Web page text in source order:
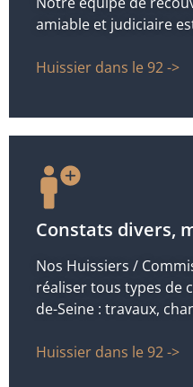
amiable et judiciaire
Huissier dans le 92 ->
Constats divers,
Nos Huissiers /
réaliser tous types de
de-Seine : travaux,
Huissier dans le 92 ->